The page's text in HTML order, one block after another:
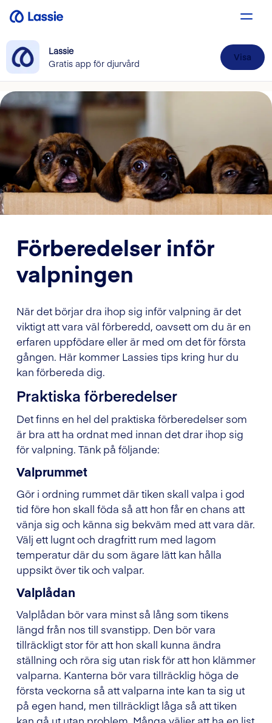
Lassie
Gratis app för djurvård
Visa
Förberedelser inför
valpningen
När det börjar dra ihop sig inför valpning är det
viktigt att vara väl förberedd, oavsett om du är en
erfaren uppfödare eller är med om det för första
gången. Här kommer Lassies tips kring hur du
kan förbereda dig.
Praktiska förberedelser
Det finns en hel del praktiska förberedelser som
är bra att ha ordnat med innan det drar ihop sig
för valpning. Tänk på följande:
Valprummet
Gör i ordning rummet där tiken skall valpa i god
tid före hon skall föda så att hon får en chans att
vänja sig och känna sig bekväm med att vara där.
Välj ett lugnt och dragfritt rum med lagom
temperatur där du som ägare lätt kan hålla
uppsikt över tik och valpar.
Valplådan
Valplådan bör vara minst så lång som tikens
längd från nos till svanstipp. Den bör vara
tillräckligt stor för att hon skall kunna ändra
ställning och röra sig utan risk för att hon klämmer
valparna. Kanterna bör vara tillräcklig höga de
första veckorna så att valparna inte kan ta sig ut
på egen hand, men tillräckligt låga så att tiken